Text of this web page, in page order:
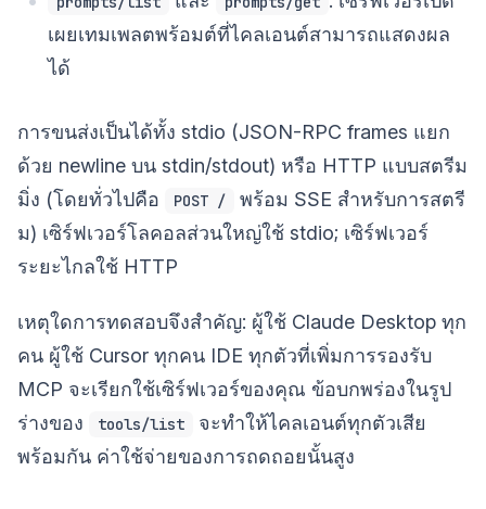
เผยเทมเพลตพร้อมต์ที่ไคลเอนต์สามารถแสดงผล
ได้
การขนส่งเป็นได้ทั้ง stdio (JSON-RPC frames แยก
ด้วย newline บน stdin/stdout) หรือ HTTP แบบสตรีม
มิ่ง (โดยทั่วไปคือ
POST /
พร้อม SSE สำหรับการสตรี
ม) เซิร์ฟเวอร์โลคอลส่วนใหญ่ใช้ stdio; เซิร์ฟเวอร์
ระยะไกลใช้ HTTP
เหตุใดการทดสอบจึงสำคัญ: ผู้ใช้ Claude Desktop ทุก
คน ผู้ใช้ Cursor ทุกคน IDE ทุกตัวที่เพิ่มการรองรับ
MCP จะเรียกใช้เซิร์ฟเวอร์ของคุณ ข้อบกพร่องในรูป
ร่างของ
tools/list
จะทำให้ไคลเอนต์ทุกตัวเสีย
พร้อมกัน ค่าใช้จ่ายของการถดถอยนั้นสูง